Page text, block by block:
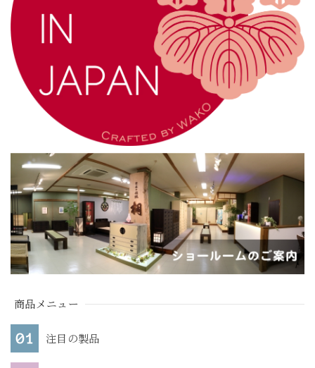
商品メニュー
注目の製品